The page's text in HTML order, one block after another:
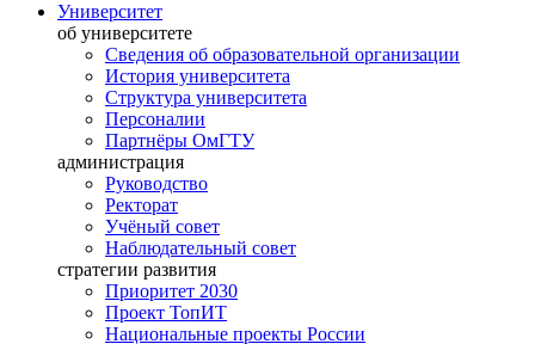
Университет
об университете
Сведения об образовательной организации
История университета
Структура университета
Персоналии
Партнёры ОмГТУ
администрация
Руководство
Ректорат
Учёный совет
Наблюдательный совет
стратегии развития
Приоритет 2030
Проект ТопИТ
Национальные проекты России